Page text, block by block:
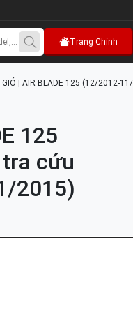
Trang Chính
GIÓ | AIR BLADE 125 (12/2012-
125
cứu
2015)